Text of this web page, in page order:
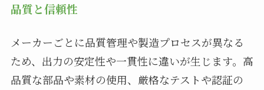
品質と信頼性
メーカーごとに品質管理や製造プロセスが異なる
ため、出力の安定性や一貫性に違いが生じます。高
品質な部品や素材の使用、厳格なテストや認証の